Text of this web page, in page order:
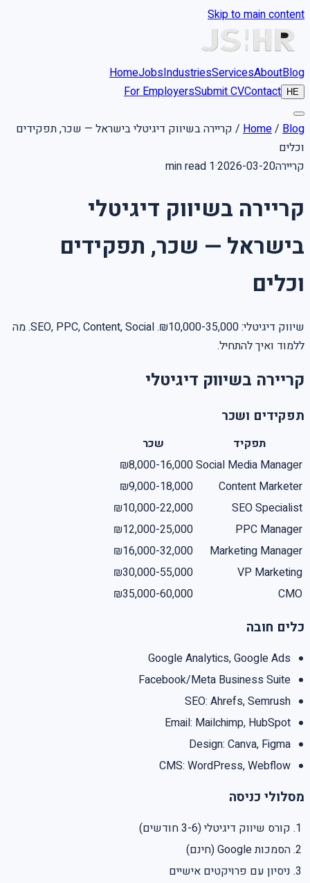
Skip to main content
HomeJobsIndustriesServicesAboutBlog
HE
For EmployersSubmit CVContact
Home/ Blog
/ קריירה בשיווק דיגיטלי בישראל — שכר, תפקידים
וכלים
קריירה2026-03-20
·
1 min read
קריירה בשיווק דיגיטלי
בישראל — שכר, תפקידים
וכלים
שיווק דיגיטלי: ₪10,000-35,000. SEO, PPC, Content, Social. מה
ללמוד ואיך להתחיל.
קריירה בשיווק דיגיטלי
תפקידים ושכר
תפקיד
שכר
Social Media Manager
₪8,000-16,000
Content Marketer
₪9,000-18,000
SEO Specialist
₪10,000-22,000
PPC Manager
₪12,000-25,000
Marketing Manager
₪16,000-32,000
VP Marketing
₪30,000-55,000
CMO
₪35,000-60,000
כלים חובה
Google Analytics, Google Ads
Facebook/Meta Business Suite
SEO: Ahrefs, Semrush
Email: Mailchimp, HubSpot
Design: Canva, Figma
CMS: WordPress, Webflow
מסלולי כניסה
קורס שיווק דיגיטלי (3-6 חודשים)
הסמכות Google (חינם)
ניסיון עם פרויקטים אישיים